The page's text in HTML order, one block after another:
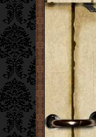
Главная
Программа
Форум
Facebook
Гостевая